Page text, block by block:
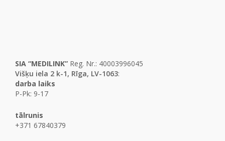
SIA “MEDILINK” Reg. Nr.: 40003996045
Višķu iela 2 k-1, Rīga, LV-1063:
darba laiks
P-Pk: 9-17
tālrunis
+371 67840379